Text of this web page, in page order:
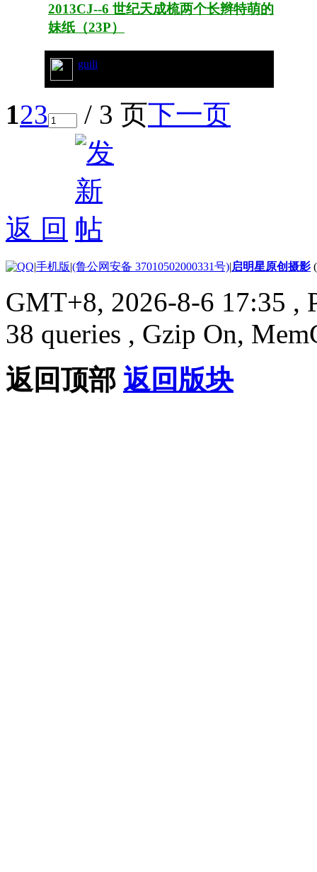
2013CJ--6 世纪天成梳两个长辫特萌的
妹纸（23P）
guili
123 / 3 页下一页
返 回
|手机版|(鲁公网安备 37010502000331号)|启明星原创摄影
GMT+8, 2026-8-6 17:35 ,
38 queries , Gzip On,
返回顶部 返回版块